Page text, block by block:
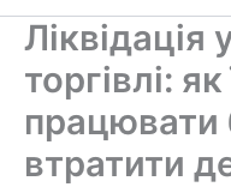
Ліквідація
торгівлі:
працювати
втратити